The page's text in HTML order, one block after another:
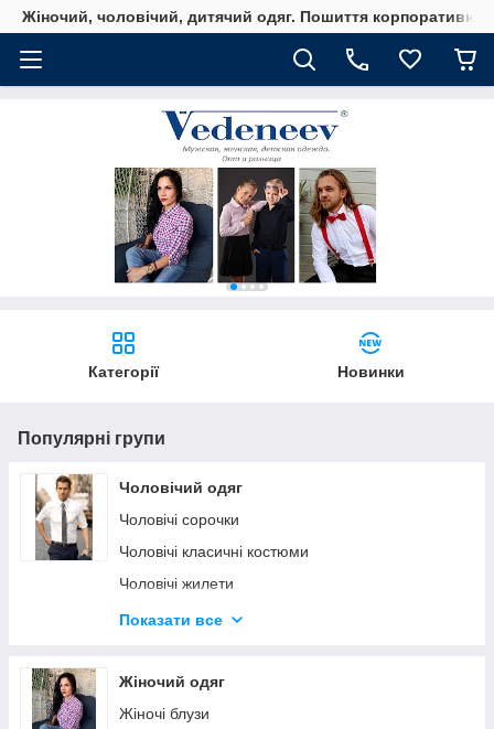
Жіночий, чоловічий, дитячий одяг. Пошиття
Категорії Новинки
Популярні групи
Чоловічий одяг
Чоловічі сорочки
Чоловічі класичні костюми
Чоловічі жилети
Джемпери
Показати все
Жіночий одяг
Жіночі блузи